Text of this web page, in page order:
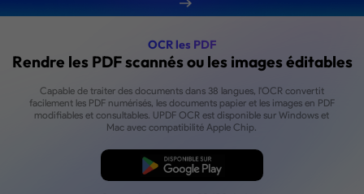
OCR les PDF
Rendre les PDF scannés ou les
facilement les PDF numérisés, les documents papier et les
modifiables et consultables. UPDF OCR est disponible sur
Mac avec compatibilité Apple Chip.